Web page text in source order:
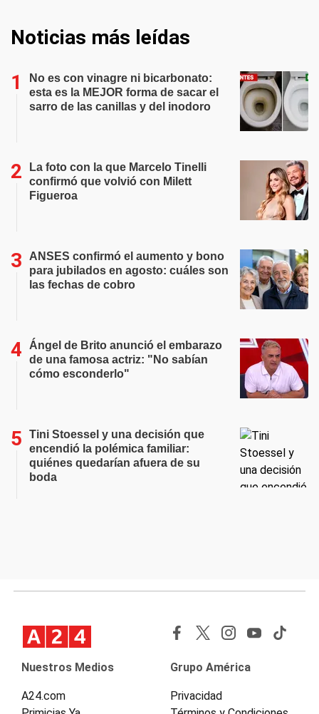
Noticias más leídas
No es con vinagre ni bicarbonato:
esta es la MEJOR forma de sacar el
sarro de las canillas y del inodoro
La foto con la que Marcelo Tinelli
confirmó que volvió con Milett
Figueroa
ANSES confirmó el aumento y bono
para jubilados en agosto: cuáles son
las fechas de cobro
Ángel de Brito anunció el embarazo
de una famosa actriz: "No sabían
cómo esconderlo"
Tini Stoessel y una decisión que
encendió la polémica familiar:
quiénes quedarían afuera de su
boda
Nuestros Medios
A24.com
Grupo América
Privacidad